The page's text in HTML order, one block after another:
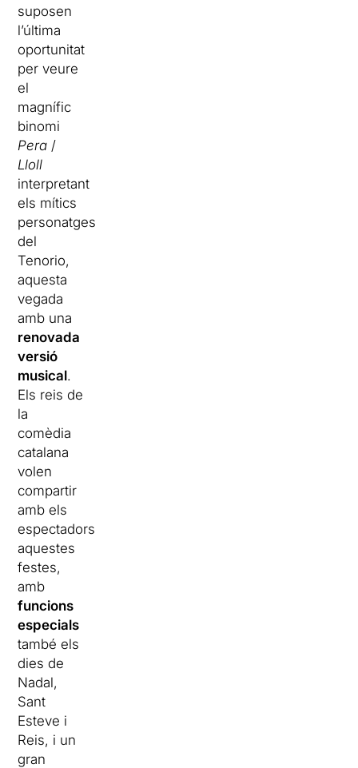
suposen
l’última
oportunitat
per veure
el
magnífic
binomi
Pera /
Lloll
interpretant
els mítics
personatges
del
Tenorio,
aquesta
vegada
amb una
renovada
versió
musical.
Els reis de
la
comèdia
catalana
volen
compartir
amb els
espectadors
aquestes
festes,
amb
funcions
especials
també els
dies de
Nadal,
Sant
Esteve i
Reis, i un
gran